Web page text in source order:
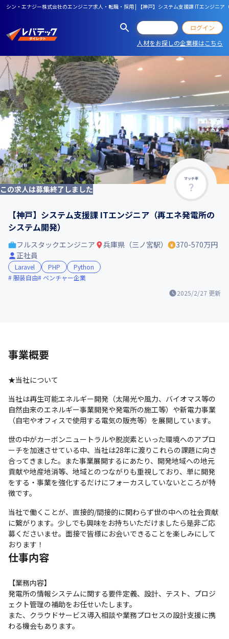
シン・エナジー株式会社のエンジニア求人・転職・採用 | 【神戸】システム支援課 ITエンジニア
ログイン
人材をお探しの企業様はこちら
マッチ率
この求人は募集終了しました
【神戸】システム支援課 ITエンジニア（再エネ発電所の
システム開発）
2025/2/27 更新
フルスタックエンジニア 兵庫県（三ノ宮駅）
370-570万円
正社員
Laravel PHP
Python
服装自由
ベンチャー企業
事業概要
★当社について
当社は再生可能エネルギー開発（太陽光や風力、バイオマス等の
自然由来のエネルギー事業開発や発電所の施工等）や新電力事業
（自宅やオフィスで使用する電気の販売等）を展開しています。
世の中がカーボンニュートラルや脱炭素といった環境へのアプロ
ーチを加速させている中、当社は28年に渡りこれらの課題に向き
合ってきました。また事業展開するにあたり、開発地域への地元
貢献や地産地消等、地域とのつながりも重視しており、単に開発
をする・事業を強化するだけにフォーカスしていないところが特
徴です。
当社で働くことが、直接的/間接的に関わらず世の中への社会貢献
に繋がります。少しでも興味をお持ちいただけましたら是非ご応
募くださいませ。面接で皆様にお会いできることを楽しみにして
おります！
仕事内容
【業務内容】
発電所の情報システムに関する要件定義、設計、テスト、プロジ
ェクト管理の補助をお任せいたします。
また、クラウドサービス導入相談や業務プロセスの設計支援に携
わる機会もあります。